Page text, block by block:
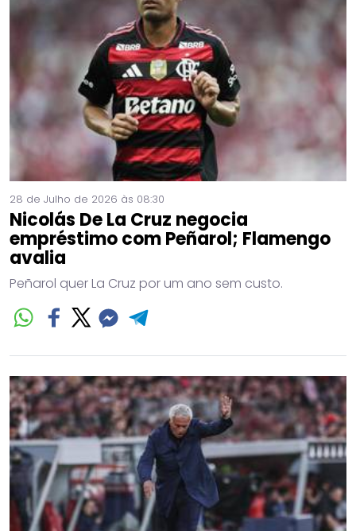
28 de Julho de 2026 às 08:30
Nicolás De La Cruz negocia
empréstimo com Peñarol; Flamengo
avalia
Peñarol quer La Cruz por um ano sem custo.